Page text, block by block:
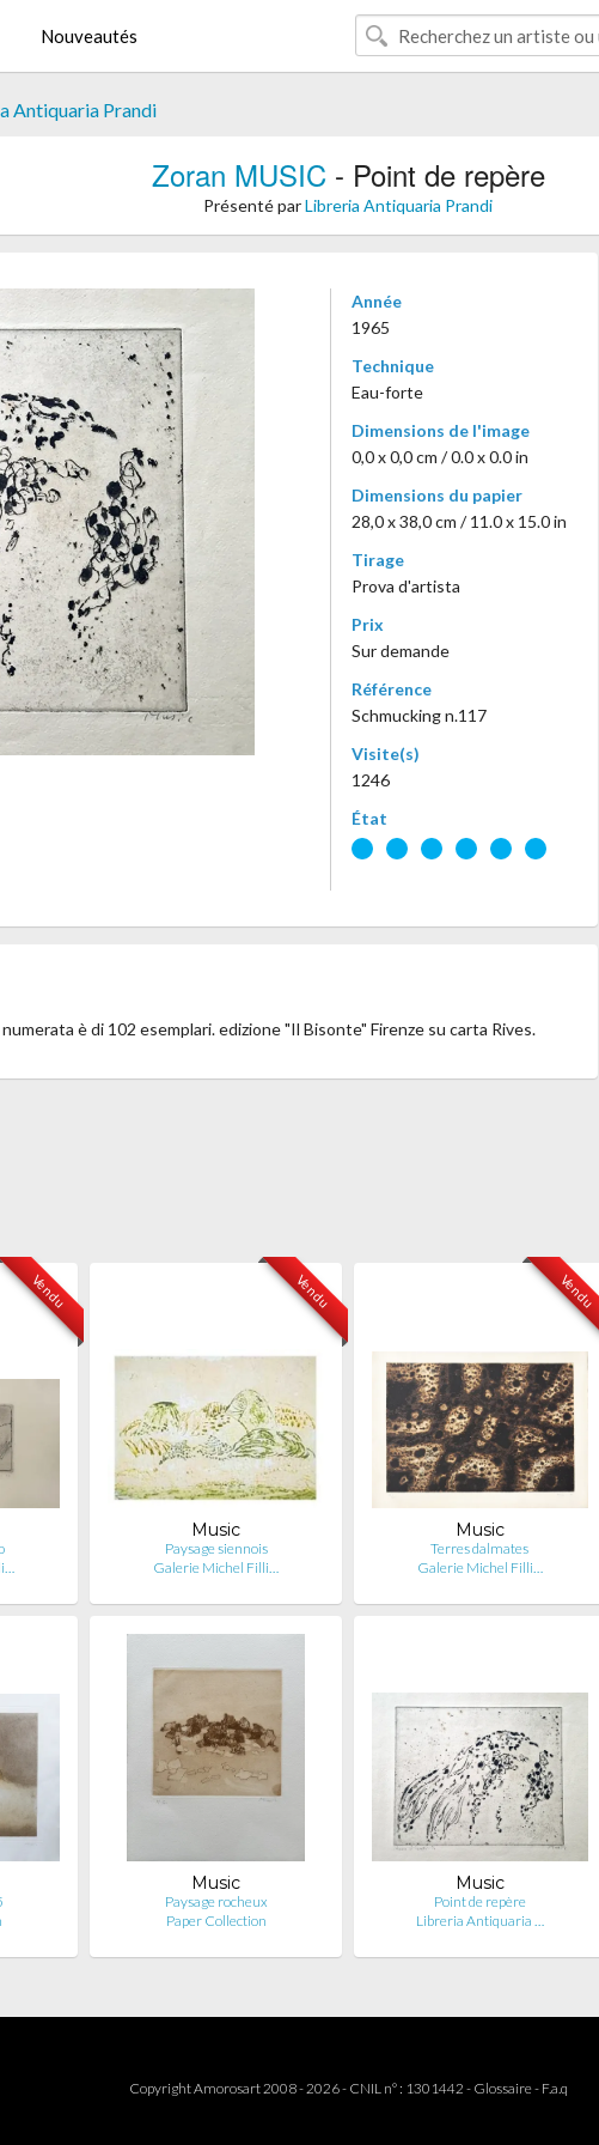
Nouveautés
Antiquaria Prandi
Zoran MUSIC- Point de repère
Présenté parLibreria Antiquaria Prandi
Année
1965
Technique
Eau-forte
Dimensions de l'image
0,0 x 0,0 cm / 0.0 x 0.0 in
Dimensions du papier
28,0 x 38,0 cm / 11.0 x 15.0 in
Tirage
Prova d'artista
Prix
Sur demande
Référence
Schmucking n.117
Visite(s)
1246
État
è di 102 esemplari. edizione "Il Bisonte" Firenze su carta Rives.
Vendu Vendu
Music
Paysage siennois
Galerie Michel Filli…
Vendu
Music
Terres dalmates
Galerie Michel Filli…
Music
Paysage rocheux
Paper Collection
Music
Point de repère
Libreria Antiquaria …
Copyright Amorosart 2008 - 2026 - CNIL n° : 1301442 - Glossaire- F.a.q